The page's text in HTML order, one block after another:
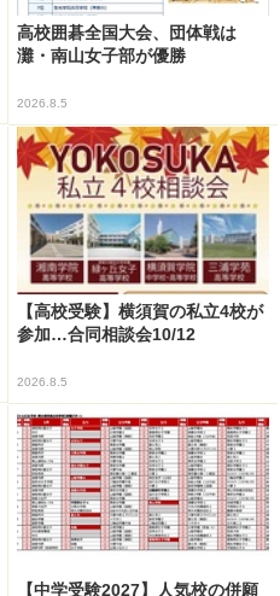
高校囲碁全国大会、団体戦は
灘・南山女子部が優勝
2026.8.5
【高校受験】横須賀の私立4校が
参加…合同相談会10/12
2026.8.5
【中学受験2027】人気校の併願